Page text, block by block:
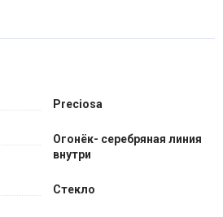
Preciosa
Огонёк- серебряная линия
внутри
Стекло